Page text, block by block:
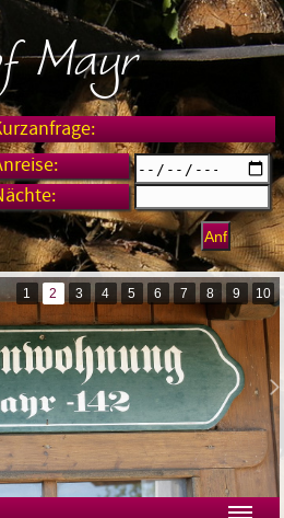
Mayr
1 2 3 4 5 6 7 8 9 10